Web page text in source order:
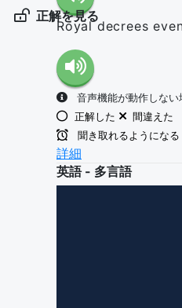
正解を見る
Royal decrees
音声機能が動作しない
正解した
間違えた
聞き取れるようになる
詳細
英語 - 多言語